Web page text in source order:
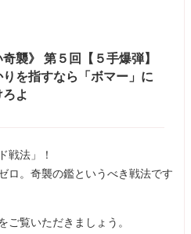
奇襲》 第５回【５手爆弾】
を指すなら「ボマー」に
よ
戦法」！
ロ。奇襲の鑑というべき戦法です
ご覧いただきましょう。